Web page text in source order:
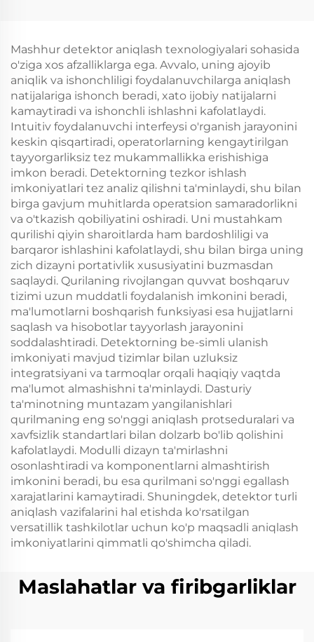
Mashhur detektor aniqlash texnologiyalari sohasida
o'ziga xos afzalliklarga ega. Avvalo, uning ajoyib
aniqlik va ishonchliligi foydalanuvchilarga aniqlash
natijalariga ishonch beradi, xato ijobiy natijalarni
kamaytiradi va ishonchli ishlashni kafolatlaydi.
Intuitiv foydalanuvchi interfeysi o'rganish jarayonini
keskin qisqartiradi, operatorlarning kengaytirilgan
tayyorgarliksiz tez mukammallikka erishishiga
imkon beradi. Detektorning tezkor ishlash
imkoniyatlari tez analiz qilishni ta'minlaydi, shu bilan
birga gavjum muhitlarda operatsion samaradorlikni
va o'tkazish qobiliyatini oshiradi. Uni mustahkam
qurilishi qiyin sharoitlarda ham bardoshliligi va
barqaror ishlashini kafolatlaydi, shu bilan birga uning
zich dizayni portativlik xususiyatini buzmasdan
saqlaydi. Qurilaning rivojlangan quvvat boshqaruv
tizimi uzun muddatli foydalanish imkonini beradi,
ma'lumotlarni boshqarish funksiyasi esa hujjatlarni
saqlash va hisobotlar tayyorlash jarayonini
soddalashtiradi. Detektorning be-simli ulanish
imkoniyati mavjud tizimlar bilan uzluksiz
integratsiyani va tarmoqlar orqali haqiqiy vaqtda
ma'lumot almashishni ta'minlaydi. Dasturiy
ta'minotning muntazam yangilanishlari
qurilmaning eng so'nggi aniqlash protseduralari va
xavfsizlik standartlari bilan dolzarb bo'lib qolishini
kafolatlaydi. Modulli dizayn ta'mirlashni
osonlashtiradi va komponentlarni almashtirish
imkonini beradi, bu esa qurilmani so'nggi egallash
xarajatlarini kamaytiradi. Shuningdek, detektor turli
aniqlash vazifalarini hal etishda ko'rsatilgan
versatillik tashkilotlar uchun ko'p maqsadli aniqlash
imkoniyatlarini qimmatli qo'shimcha qiladi.
Maslahatlar va firibgarliklar